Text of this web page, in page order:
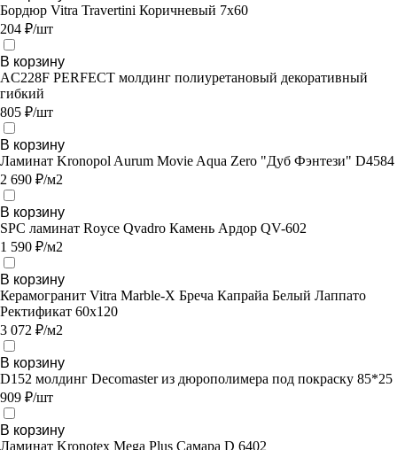
Бордюр Vitra Travertini Коричневый 7х60
204 ₽/шт
В корзину
AC228F PERFECT молдинг полиуретановый декоративный
гибкий
805 ₽/шт
В корзину
Ламинат Kronopol Aurum Movie Aqua Zero "Дуб Фэнтези" D4584
2 690 ₽/м2
В корзину
SPC ламинат Royce Qvadro Камень Ардор QV-602
1 590 ₽/м2
В корзину
Керамогранит Vitra Marble-X Бреча Капрайа Белый Лаппато
Ректификат 60х120
3 072 ₽/м2
В корзину
D152 молдинг Decomaster из дюрополимера под покраску 85*25
909 ₽/шт
В корзину
Ламинат Kronotex Mega Plus Самара D 6402